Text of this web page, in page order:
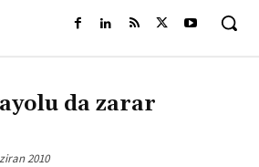
da zarar
2010